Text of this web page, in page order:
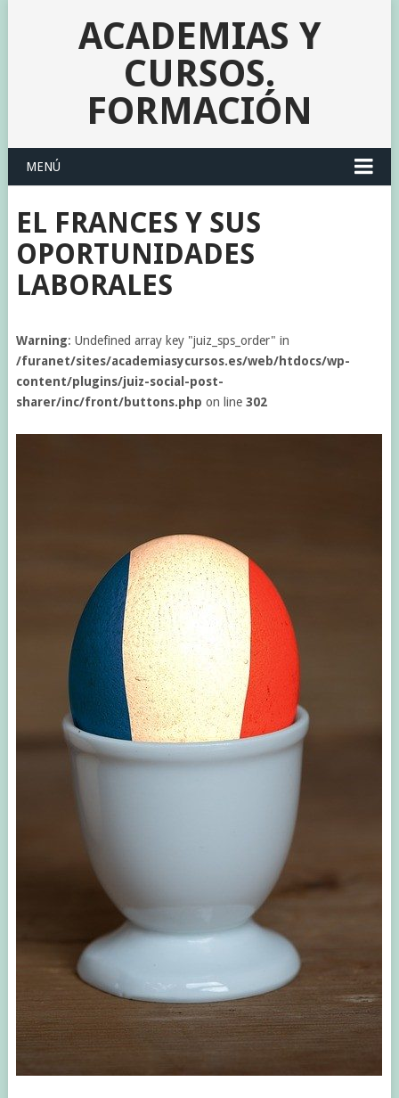
ACADEMIAS Y
CURSOS.
FORMACIÓN
MENÚ
EL FRANCES Y SUS
OPORTUNIDADES
LABORALES
Warning: Undefined array key "juiz_sps_order" in
/furanet/sites/academiasycursos.es/web/htdocs/wp-
content/plugins/juiz-social-post-
sharer/inc/front/buttons.php on line 302